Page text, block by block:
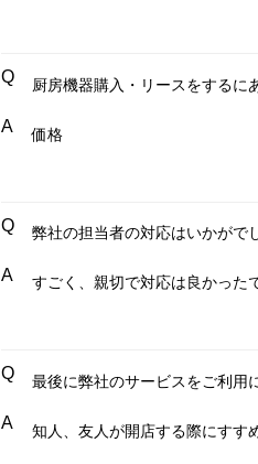
Q 厨房機器購入・リースをするに
A 価格
Q 弊社の担当者の対応はいかがで
A すごく、親切で対応は良かった
Q 最後に弊社のサービスをご利用
A 知人、友人が開店する際にすす